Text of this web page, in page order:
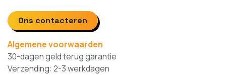
Ons contacteren
Algemene voorwaarden
30-dagen geld terug garantie
Verzending: 2-3 werkdagen